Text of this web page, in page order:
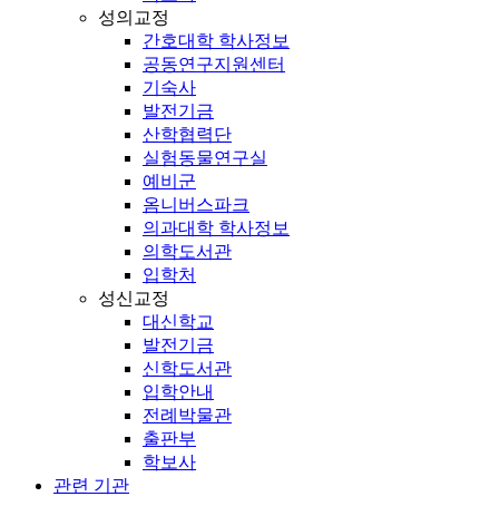
성의교정
간호대학 학사정보
공동연구지원센터
기숙사
발전기금
산학협력단
실험동물연구실
예비군
옴니버스파크
의과대학 학사정보
의학도서관
입학처
성신교정
대신학교
발전기금
신학도서관
입학안내
전례박물관
출판부
학보사
관련 기관